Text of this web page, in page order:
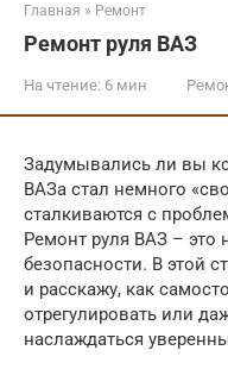
Главная » Ремонт
Ремонт руля ВАЗ
На чтение: 6 мин
Задумывались ли вы
ВАЗа стал немного
сталкиваются с
Ремонт руля ВАЗ – это
безопасности. В этой
и расскажу, как
отрегулировать или
наслаждаться